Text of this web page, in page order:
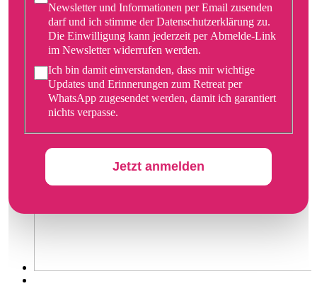
Newsletter und Informationen per Email zusenden
darf und ich stimme der Datenschutzerklärung zu.
Die Einwilligung kann jederzeit per Abmelde-Link
im Newsletter widerrufen werden.
Ich bin damit einverstanden, dass mir wichtige
Updates und Erinnerungen zum Retreat per
WhatsApp zugesendet werden, damit ich garantiert
nichts verpasse.
Jetzt anmelden